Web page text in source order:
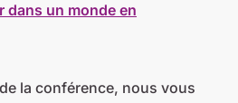
dans un monde en
la conférence, nous vous